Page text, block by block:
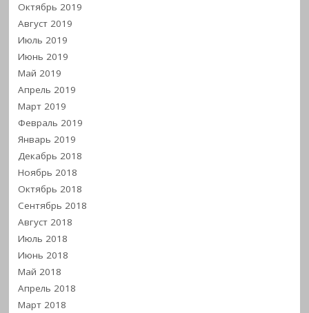
Октябрь 2019
Август 2019
Июль 2019
Июнь 2019
Май 2019
Апрель 2019
Март 2019
Февраль 2019
Январь 2019
Декабрь 2018
Ноябрь 2018
Октябрь 2018
Сентябрь 2018
Август 2018
Июль 2018
Июнь 2018
Май 2018
Апрель 2018
Март 2018